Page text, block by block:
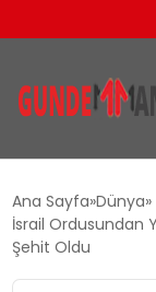
DÜNYA
Ana Sayfa Dünya
İsrail Ordusundan
Şehit Oldu